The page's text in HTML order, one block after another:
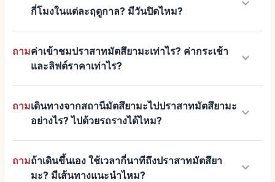
กี่โมงในแต่ละฤดูกาล? มีวันปิดไหม?
keyboard_arrow_down
ถามค่าเข้าชมปราสาทมัตสึยามะเท่าไร? ค่ากระเช้า
และลิฟต์ราคาเท่าไร?
keyboard_arrow_down
ถามเดินทางจากสถานีมัตสึยามะไปปราสาทมัตสึยามะ
อย่างไร? ไปด้วยรถรางได้ไหม?
keyboard_arrow_down
ถามถ้าเดินขึ้นเอง ใช้เวลากี่นาทีถึงปราสาทมัตสึยา
มะ? มีเส้นทางแนะนำไหม?
keyboard_arrow_down